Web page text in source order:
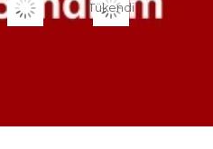
Tükendi